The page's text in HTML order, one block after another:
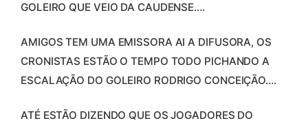
GOLEIRO QUE VEIO DA CAUDENSE….
AMIGOS TEM UMA EMISSORA AI A DIFUSORA, OS
CRONISTAS ESTÃO O TEMPO TODO PICHANDO A
ESCALAÇÃO DO GOLEIRO RODRIGO CONCEIÇÃO….
ATÉ ESTÃO DIZENDO QUE OS JOGADORES DO